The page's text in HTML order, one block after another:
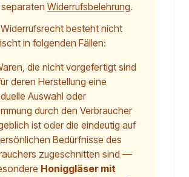
Widerrufsbelehrung.
besteht nicht
in folgenden Fällen:
die nicht vorgefertigt sind
deren Herstellung eine
Auswahl oder
durch den Verbraucher
ist oder die eindeutig auf
Bedürfnisse des
zugeschnitten sind —
Honiggläser mit